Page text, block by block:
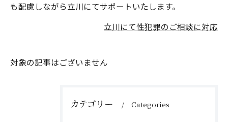
も配慮しながら立川にてサポートいたします。
立川にて性犯罪のご相談に対応
対象の記事はございません
カテゴリー Categories